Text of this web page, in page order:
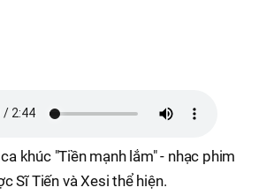
khúc "Tiền mạnh lắm" - nhạc phim
Sĩ Tiến và Xesi thể hiện.